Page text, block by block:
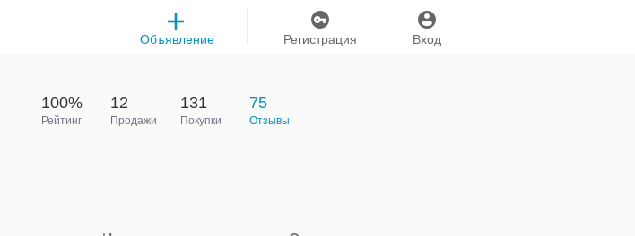
Вход
Регистрация
Объявление
100%
Рейтинг
12
Продажи
131
Покупки
75
Отзывы